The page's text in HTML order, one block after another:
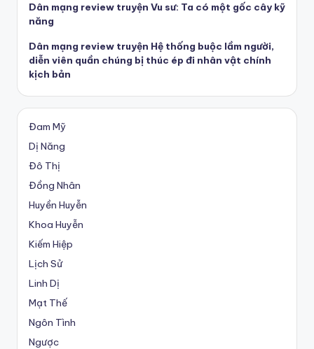
Dân mạng review truyện Vu sư: Ta có một gốc cây kỹ
năng
Dân mạng review truyện Hệ thống buộc lầm người,
diễn viên quần chúng bị thúc ép đi nhân vật chính
kịch bản
Đam Mỹ
Dị Năng
Đô Thị
Đồng Nhân
Huyền Huyễn
Khoa Huyễn
Kiếm Hiệp
Lịch Sử
Linh Dị
Mạt Thế
Ngôn Tình
Ngược